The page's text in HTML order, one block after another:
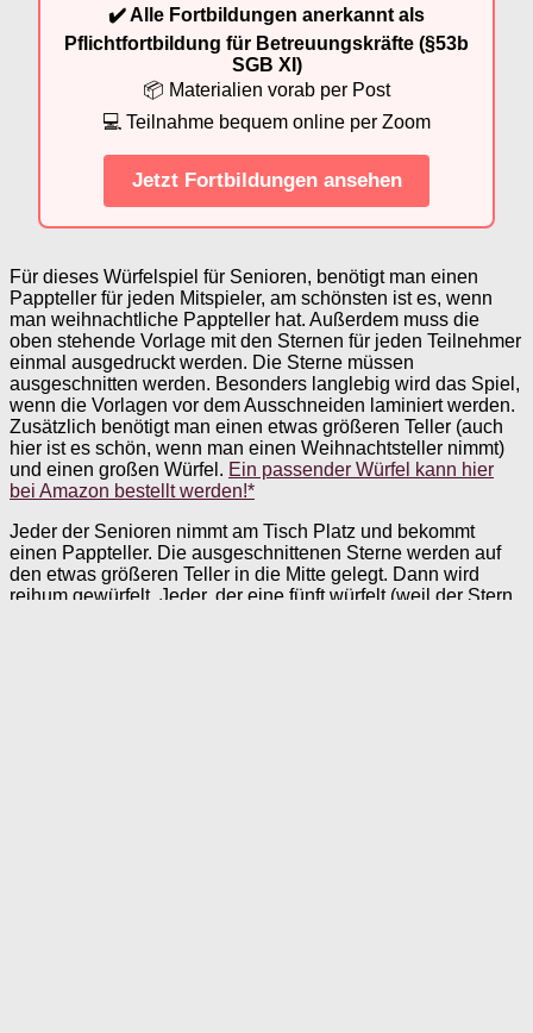
✔️ Alle Fortbildungen anerkannt als
Pflichtfortbildung für Betreuungskräfte (§53b
SGB XI)
📦 Materialien vorab per Post
💻 Teilnahme bequem online per Zoom
Jetzt Fortbildungen ansehen
Für dieses Würfelspiel für Senioren, benötigt man einen
Pappteller für jeden Mitspieler, am schönsten ist es, wenn
man weihnachtliche Pappteller hat. Außerdem muss die
oben stehende Vorlage mit den Sternen für jeden Teilnehmer
einmal ausgedruckt werden. Die Sterne müssen
ausgeschnitten werden. Besonders langlebig wird das Spiel,
wenn die Vorlagen vor dem Ausschneiden laminiert werden.
Zusätzlich benötigt man einen etwas größeren Teller (auch
hier ist es schön, wenn man einen Weihnachtsteller nimmt)
und einen großen Würfel. Ein passender Würfel kann hier
bei Amazon bestellt werden!*
Jeder der Senioren nimmt am Tisch Platz und bekommt
einen Pappteller. Die ausgeschnittenen Sterne werden auf
den etwas größeren Teller in die Mitte gelegt. Dann wird
reihum gewürfelt. Jeder, der eine fünft würfelt (weil der Stern